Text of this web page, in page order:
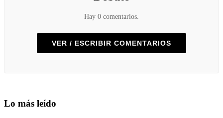
Hay 0 comentarios.
VER / ESCRIBIR COMENTARIOS
Lo más leído